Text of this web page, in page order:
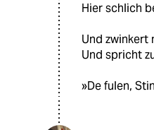
Hier schlich
Und zwinkert
Und spricht
»De fulen,